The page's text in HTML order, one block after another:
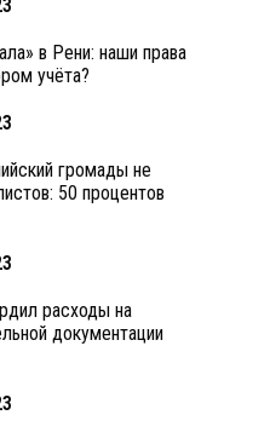
в Рени: наши права
учёта?
громады не
50 процентов
расходы на
документации